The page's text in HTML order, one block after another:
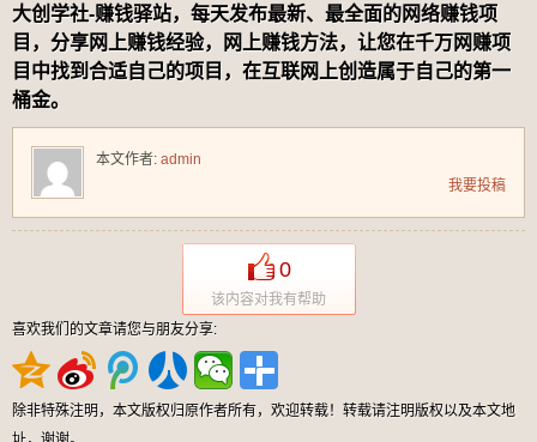
大创学社-赚钱驿站，每天发布最新、最全面的网络赚钱项
目，分享网上赚钱经验，网上赚钱方法，让您在千万网赚项
目中找到合适自己的项目，在互联网上创造属于自己的第一
桶金。
本文作者: admin
我要投稿
0
该内容对我有帮助
喜欢我们的文章请您与朋友分享:
除非特殊注明，本文版权归原作者所有，欢迎转载！转载请注明版权以及本文地